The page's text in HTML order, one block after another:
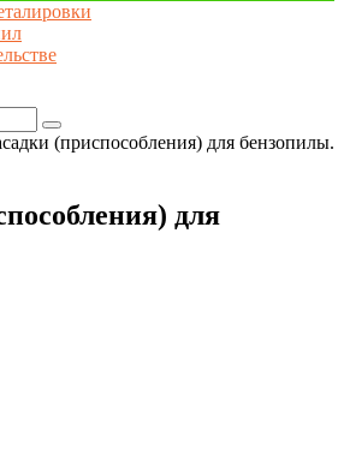
(приспособления) для бензопилы.
для